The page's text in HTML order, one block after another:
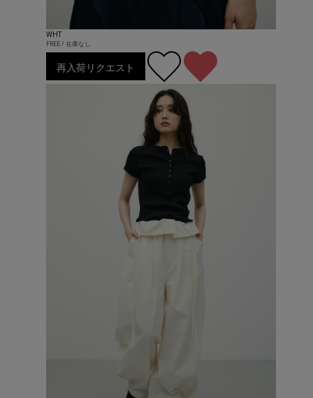
WHT
FREE / 在庫なし
再入荷リクエスト